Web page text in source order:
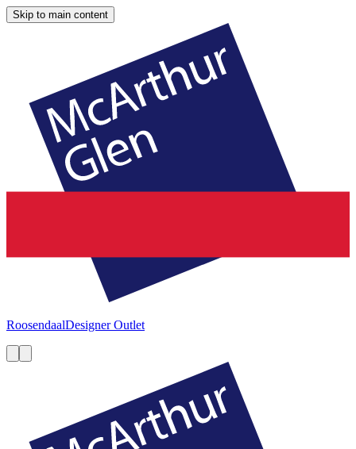
Skip to main content
RoosendaalDesigner Outlet